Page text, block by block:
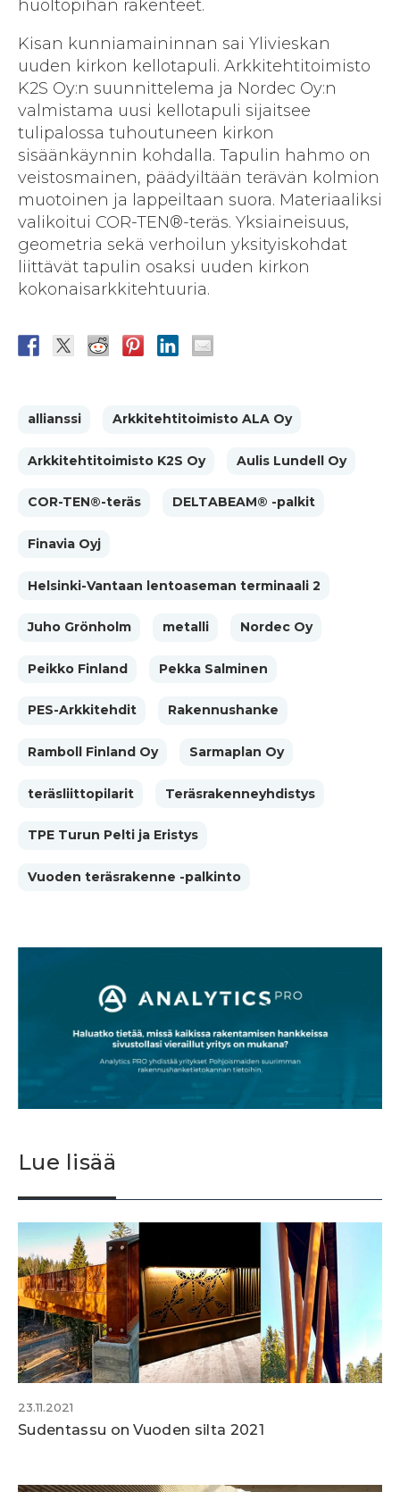
huoltopihan rakenteet.
Kisan kunniamaininnan sai Ylivieskan
uuden kirkon kellotapuli. Arkkitehtitoimisto
K2S Oy:n suunnittelema ja Nordec Oy:n
valmistama uusi kellotapuli sijaitsee
tulipalossa tuhoutuneen kirkon
sisäänkäynnin kohdalla. Tapulin hahmo on
veistosmainen, päädyiltään terävän kolmion
muotoinen ja lappeiltaan suora. Materiaaliksi
valikoitui COR-TEN®-teräs. Yksiaineisuus,
geometria sekä verhoilun yksityiskohdat
liittävät tapulin osaksi uuden kirkon
kokonaisarkkitehtuuria.
allianssi Arkkitehtitoimisto ALA Oy
Arkkitehtitoimisto K2S Oy Aulis Lundell Oy
COR-TEN®-teräs DELTABEAM® -palkit
Finavia Oyj
Helsinki-Vantaan lentoaseman terminaali 2
Juho Grönholm metalli Nordec Oy
Peikko Finland Pekka Salminen
PES-Arkkitehdit Rakennushanke
Ramboll Finland Oy Sarmaplan Oy
teräsliittopilarit Teräsrakenneyhdistys
TPE Turun Pelti ja Eristys
Vuoden teräsrakenne -palkinto
Lue lisää
23.11.2021
Sudentassu on Vuoden silta 2021